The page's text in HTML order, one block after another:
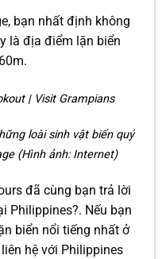
bạn nhất định không
là địa điểm lặn biển
loài sinh vật biển quý
(Hình ảnh: Internet)
đã cùng bạn trả lời
Philippines?. Nếu bạn
biển nổi tiếng nhất ở
hệ với Philippines